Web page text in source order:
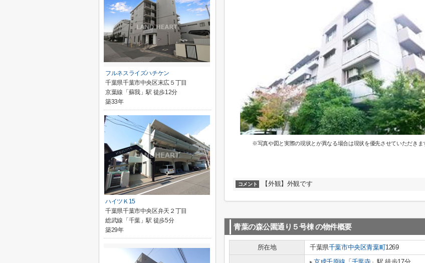
※写真や図と実際の現状とが異なる場合は現状を優先させていただきま
コメント 【外観】外観です
青葉の森公園通り５号棟の物件概要
所在地 千葉県千葉市中央区青葉町1269
フルネスライズハチケン
千葉県千葉市中央区末広５丁目
京葉線「蘇我」駅 徒歩12分
築33年
ハイツＫ15
千葉県千葉市中央区弁天２丁目
総武線「千葉」駅 徒歩5分
築29年